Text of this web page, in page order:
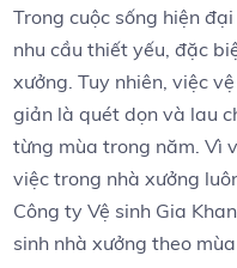
Trong cuộc sống hiện
nhu cầu thiết yếu, đặc
xưởng. Tuy nhiên, việc
giản là quét dọn và lau
từng mùa trong năm. Vì
việc trong nhà xưởng
Công ty Vệ sinh Gia
sinh nhà xưởng theo